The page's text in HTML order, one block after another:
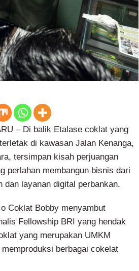
– Di balik Etalase coklat yang
di kawasan Jalan Kenanga,
tersimpan kisah perjuangan
perlahan membangun bisnis dari
dan layanan digital perbankan.
Coklat Bobby menyambut
Fellowship BRI yang hendak
yang merupakan UMKM
berbagai cokelat